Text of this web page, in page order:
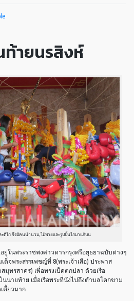
ายนรสิงห์
ตีไก่ จึงมีคนนำนวม, ไม้พายและรูปปั้นไก่มาแก้บน
ยู่ในพระราชพงศาวดารกรุงศรีอยุธยาฉบับต่างๆ
ด็จพระสรรเพชญ์ที่ 8(พระเจ้าเสือ) ประพาส
ทรสาคร) เพื่อทรงเบ็ดตกปลา ด้วยเรือ
นายท้าย เมื่อเรือพระที่นั่งไปถึงตำบลโคกขาม
คี้ยวมาก